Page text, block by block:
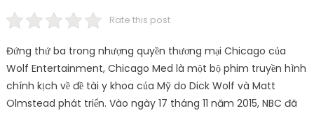
Rate this post
Đứng thứ ba trong nhượng quyền thương mại Chicago của
Wolf Entertainment, Chicago Med là một bộ phim truyền hình
chính kịch về đề tài y khoa của Mỹ do Dick Wolf và Matt
Olmstead phát triển. Vào ngày 17 tháng 11 năm 2015, NBC đã